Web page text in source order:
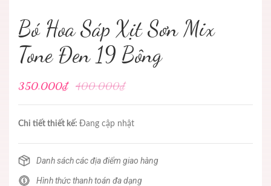
Bó Hoa Sáp Xịt Sơn Mix
Tone Đen 19 Bông
350.000₫ 400.000₫
Chi tiết thiết kế: Đang cập nhật
Danh sách các địa điểm giao hàng
Hình thức thanh toán đa dạng